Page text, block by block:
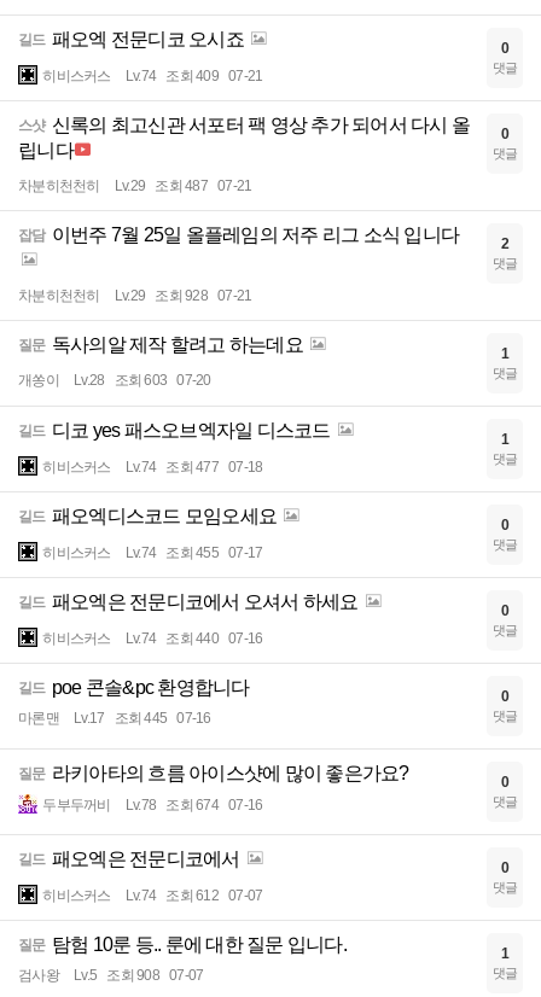
길드 패오엑 전문디코 오시죠
히비스커스 Lv.74 조회 409 07-21
0
댓글
스샷 신록의 최고신관 서포터 팩 영상 추가 되어서 다시 올
립니다
차분히천천히 Lv.29 조회 487 07-21
0
댓글
잡담 이번주 7월 25일 올플레임의 저주 리그 소식 입니다
차분히천천히 Lv.29 조회 928 07-21
2
댓글
질문 독사의알 제작 할려고 하는데요
개쏭이 Lv.28 조회 603 07-20
1
댓글
길드 디코 yes 패스오브엑자일 디스코드
히비스커스 Lv.74 조회 477 07-18
1
댓글
길드 패오엑디스코드 모임오세요
히비스커스 Lv.74 조회 455 07-17
0
댓글
길드 패오엑은 전문디코에서 오셔서 하세요
히비스커스 Lv.74 조회 440 07-16
0
댓글
길드 poe 콘솔&pc 환영합니다
마론맨 Lv.17 조회 445 07-16
0
댓글
질문 라키아타의 흐름 아이스샷에 많이 좋은가요?
두부두꺼비 Lv.78 조회 674 07-16
0
댓글
길드 패오엑은 전문디코에서
히비스커스 Lv.74 조회 612 07-07
0
댓글
질문 탐험 10룬 등.. 룬에 대한 질문 입니다.
검사왕 Lv.5 조회 908 07-07
1
댓글